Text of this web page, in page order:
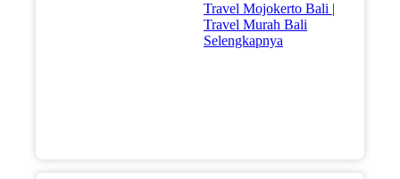
Travel Mojokerto Bali |
Travel Murah Bali
Selengkapnya